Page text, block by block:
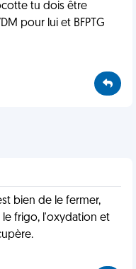
tu dois être
pour lui et BFPTG
bien de le fermer,
frigo, l'oxydation et